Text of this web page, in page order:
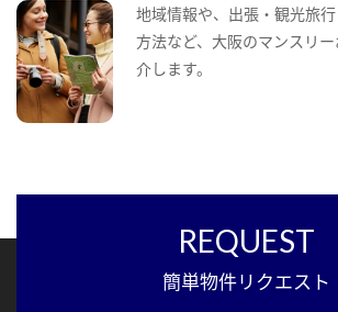
地域情報や、出張・観光旅
方法など、大阪のマンスリ
介します。
REQUEST
簡単物件リクエスト